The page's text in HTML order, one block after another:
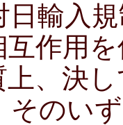
日輸入
互作用
上、決
そのい